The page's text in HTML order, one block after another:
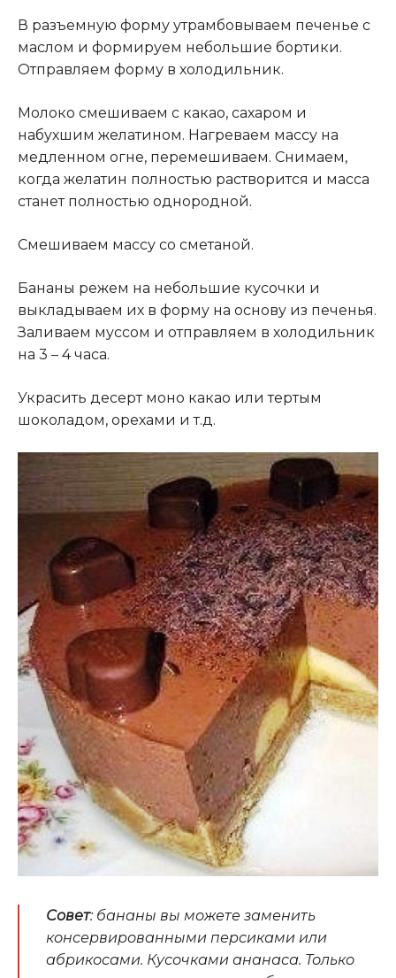
В разъемную форму утрамбовываем печенье с
маслом и формируем небольшие бортики.
Отправляем форму в холодильник.
Молоко смешиваем с какао, сахаром и
набухшим желатином. Нагреваем массу на
медленном огне, перемешиваем. Снимаем,
когда желатин полностью растворится и масса
станет полностью однородной.
Смешиваем массу со сметаной.
Бананы режем на небольшие кусочки и
выкладываем их в форму на основу из печенья.
Заливаем муссом и отправляем в холодильник
на 3 – 4 часа.
Украсить десерт моно какао или тертым
шоколадом, орехами и т.д.
Совет: бананы вы можете заменить
консервированными персиками или
абрикосами. Кусочками ананаса. Только